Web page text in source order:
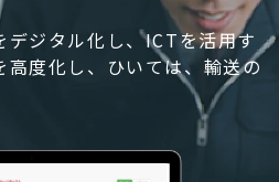
デジタル化し、ICTを活用す
度化し、ひいては、輸送の